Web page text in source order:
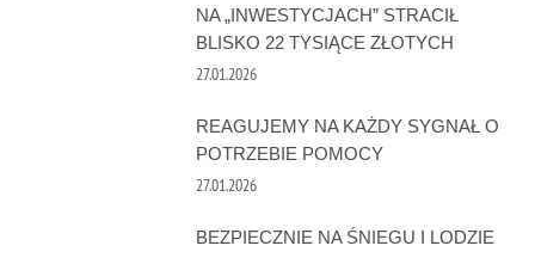
NA „INWESTYCJACH” STRACIŁ
BLISKO 22 TYSIĄCE ZŁOTYCH
27.01.2026
REAGUJEMY NA KAŻDY SYGNAŁ O
POTRZEBIE POMOCY
27.01.2026
BEZPIECZNIE NA ŚNIEGU I LODZIE